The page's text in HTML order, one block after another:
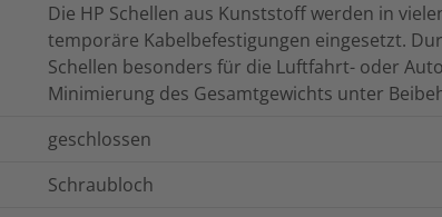
Die HP Schellen aus Kunststoff werden in
temporäre Kabelbefestigungen eingesetzt.
Schellen besonders für die Luftfahrt- oder
Minimierung des Gesamtgewichts unter
geschlossen
Schraubloch